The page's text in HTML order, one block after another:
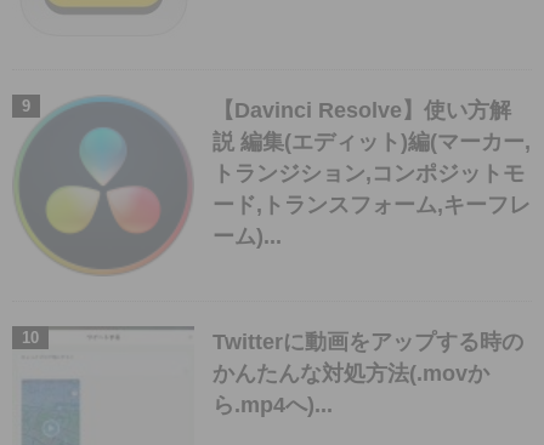
【Davinci Resolve】使い方解
説 編集(エディット)編(マーカー,
トランジション,コンポジットモ
ード,トランスフォーム,キーフレ
ーム)...
Twitterに動画をアップする時の
かんたんな対処方法(.movか
ら.mp4へ)...